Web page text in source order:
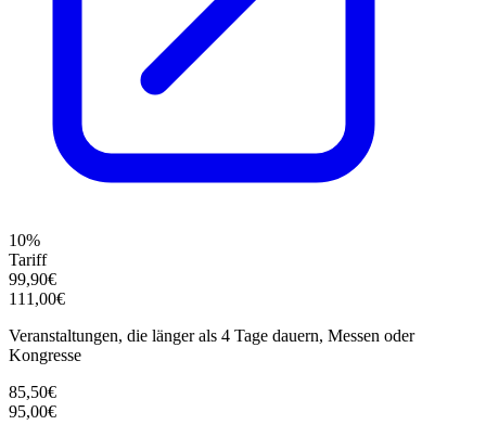
10%
Tariff
99,90€
111,00€
Veranstaltungen, die länger als 4 Tage dauern, Messen oder
Kongresse
85,50€
95,00€